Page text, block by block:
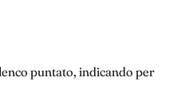
puntato, indicando per